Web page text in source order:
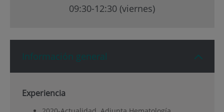
09:30-12:30 (viernes)
Información general
Experiencia